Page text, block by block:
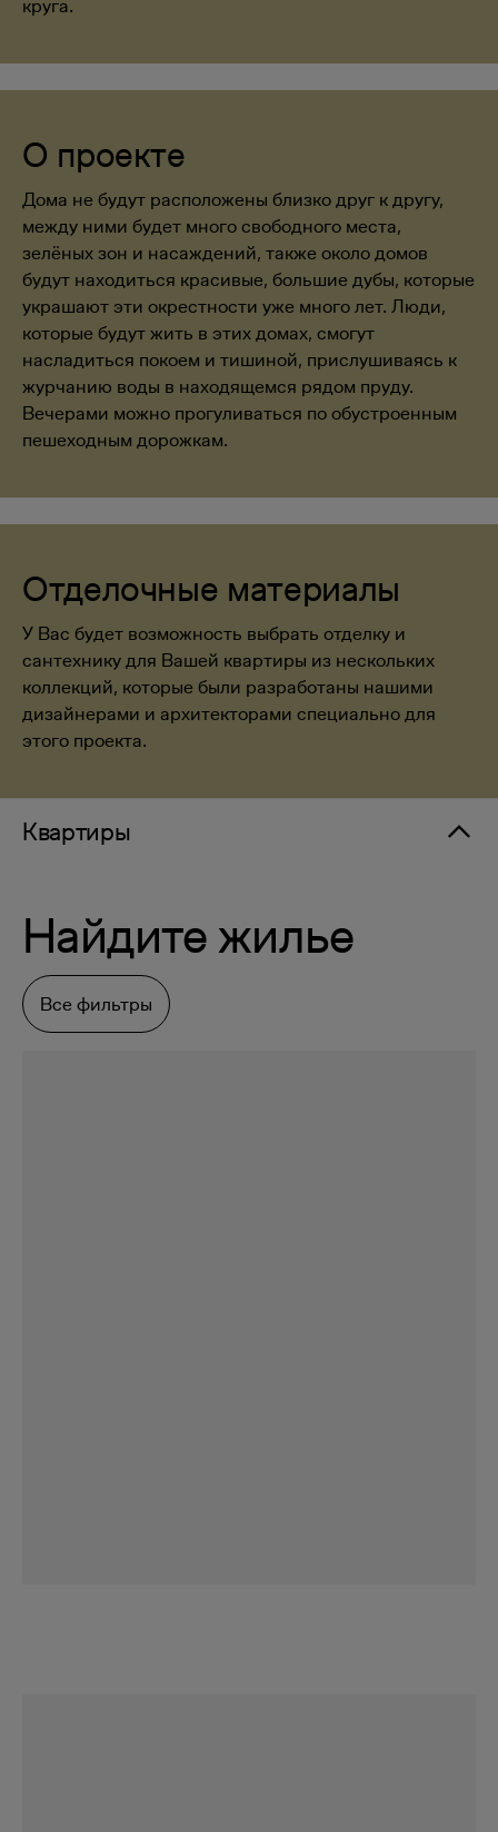
круга.
О проекте
Дома не будут расположены близко друг к другу,
между ними будет много свободного места,
зелёных зон и насаждений, также около домов
будут находиться красивые, большие дубы, которые
украшают эти окрестности уже много лет. Люди,
которые будут жить в этих домах, смогут
насладиться покоем и тишиной, прислушиваясь к
журчанию воды в находящемся рядом пруду.
Вечерами можно прогуливаться по обустроенным
пешеходным дорожкам.
Отделочные материалы
У Вас будет возможность выбрать отделку и
сантехнику для Вашей квартиры из нескольких
коллекций, которые были разработаны нашими
дизайнерами и архитекторами специально для
этого проекта.
Квартиры
Найдите жилье
Все фильтры